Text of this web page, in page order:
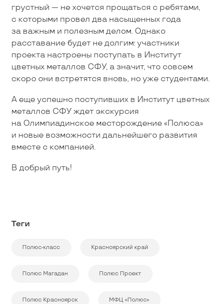
грустный — не хочется прощаться с ребятами,
с которыми провел два насыщенных года
за важным и полезным делом. Однако
расставание будет не долгим: участники
проекта настроены поступать в Институт
цветных металлов СФУ, а значит, что совсем
скоро они встретятся вновь, но уже студентами.
А еще успешно поступивших в Институт цветных
металлов СФУ ждет экскурсия
на Олимпиадинское месторождение «Полюса»
и новые возможности дальнейшего развития
вместе с компанией.
В добрый путь!
Теги
Полюс-класс Красноярский край
Полюс Магадан Полюс Проект
Полюс Красноярск МФЦ «Полюс»